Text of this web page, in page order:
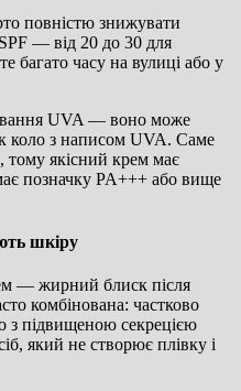
повністю знижувати
— від 20 до 30 для
багато часу на вулиці або у
UVA — воно може
коло з написом UVA. Саме
тому якісний крем має
позначку PA+++ або вище
шкіру
— жирний блиск після
комбінована: частково
з підвищеною секрецією
який не створює плівку і